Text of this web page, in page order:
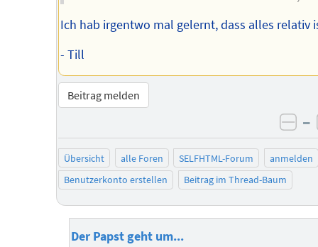
Ich hab irgentwo mal gelernt, dass alles relativ
- Till
Beitrag melden
–
Übersicht alle Foren SELFHTML-Forum
anmelden
Benutzerkonto erstellen
Beitrag im Thread-Baum
Der Papst geht um...